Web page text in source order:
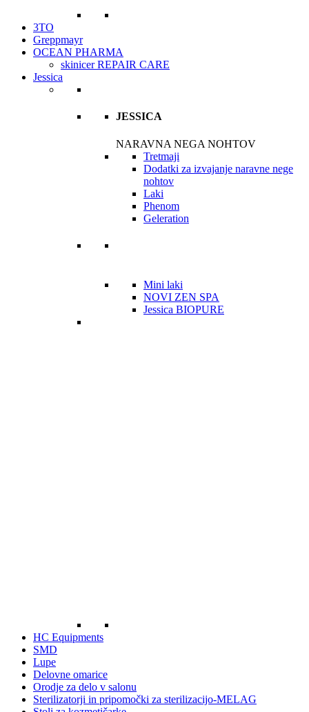
3TO
Greppmayr
OCEAN PHARMA
skinicer REPAIR CARE
Jessica
JESSICA
NARAVNA NEGA NOHTOV
Tretmaji
Dodatki za izvajanje naravne nege
nohtov
Laki
Phenom
Geleration
Mini laki
NOVI ZEN SPA
Jessica BIOPURE
HC Equipments
SMD
Lupe
Delovne omarice
Orodje za delo v salonu
Sterilizatorji in pripomočki za sterilizacijo-MELAG